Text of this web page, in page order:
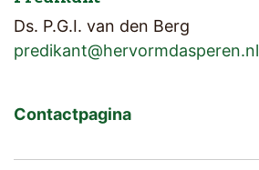
Ds. P.G.I. van den Berg
predikant@hervormdasperen.nl
Contactpagina